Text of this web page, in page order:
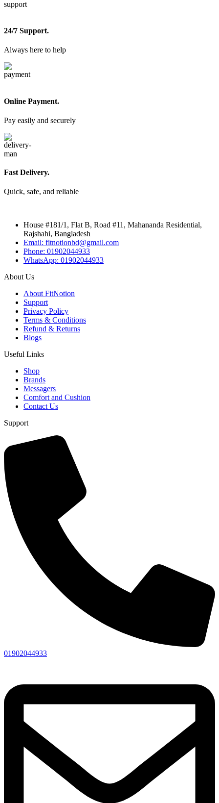
24/7 Support.
Always here to help
Online Payment.
Pay easily and securely
Fast Delivery.
Quick, safe, and reliable
House #181/1, Flat B, Road #11, Mahananda Residential,
Rajshahi, Bangladesh
Email: fitnotionbd@gmail.com
Phone: 01902044933
WhatsApp: 01902044933
About Us
About FitNotion
Support
Privacy Policy
Terms & Conditions
Refund & Returns
Blogs
Useful Links
Shop
Brands
Messagers
Comfort and Cushion
Contact Us
Support
01902044933